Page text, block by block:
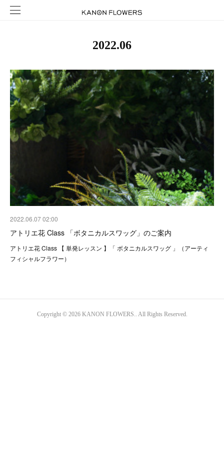
2022.06
2022.06.07 02:00
アトリエ花 Class 「ボタニカルスワッグ」のご案内
アトリエ花 Class 【 単発レッスン 】「 ボタニカルスワッグ 」（アーティ
フィシャルフラワー）
Copyright © 2026 KANON FLOWERS.. All Rights Reserved.